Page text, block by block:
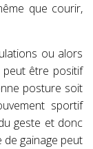
que courir,
ou alors
peut être positif
posture soit
sportif
geste et donc
gainage peut